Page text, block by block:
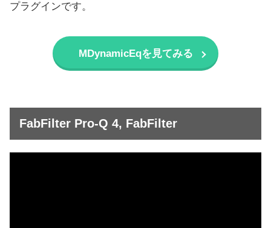
プラグインです。
MDynamicEqを見てみる
FabFilter Pro-Q 4, FabFilter